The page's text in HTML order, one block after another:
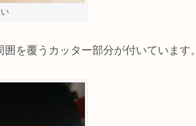
を覆うカッター部分が付いています。